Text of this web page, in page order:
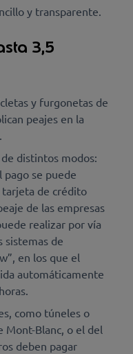
y transparente.
3,5
y furgonetas de
peajes en la
distintos modos:
pago se puede
de crédito
de las empresas
realizar por vía
sistemas de
en los que el
automáticamente
como túneles o
Mont-Blanc, o el del
deben pagar